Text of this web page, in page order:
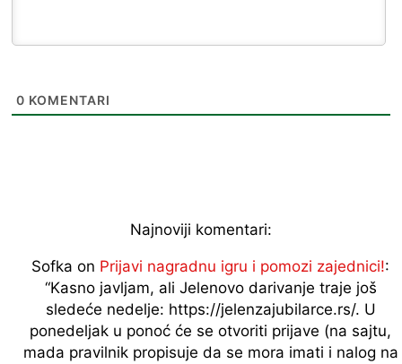
0 KOMENTARI
Najnoviji komentari:
Sofka on Prijavi nagradnu igru i pomozi zajednici!:
“Kasno javljam, ali Jelenovo darivanje traje još
sledeće nedelje: https://jelenzajubilarce.rs/. U
ponedeljak u ponoć će se otvoriti prijave (na sajtu,
mada pravilnik propisuje da se mora imati i nalog na